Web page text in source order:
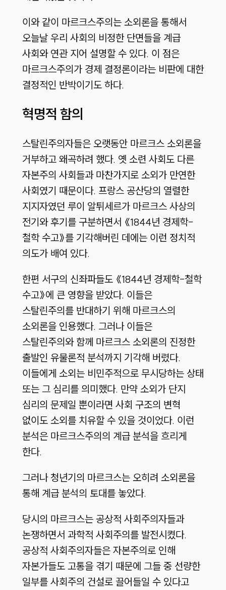
이와 같이 마르크스주의는 소외론을 통해서
오늘날 우리 사회의 비정한 단면들을 계급
사회와 연관 지어 설명할 수 있다. 이 점은
마르크스주의가 경제 결정론이라는 비판에 대한
결정적인 반박이기도 하다.
혁명적 함의
스탈린주의자들은 오랫동안 마르크스 소외론을
거부하고 왜곡하려 했다. 옛 소련 사회도 다른
자본주의 사회들과 마찬가지로 소외가 만연한
사회였기 때문이다. 프랑스 공산당의 열렬한
지지자였던 루이 알튀세르가 마르크스 사상의
전기와 후기를 구분하면서 《1844년 경제학-
철학 수고》를 기각해버린 데에는 이런 정치적
의도가 배여 있다.
한편 서구의 신좌파들도 《1844년 경제학-철학
수고》에 큰 영향을 받았다. 이들은
스탈린주의를 반대하기 위해 마르크스의
소외론을 인용했다. 그러나 이들은
스탈린주의와 함께 마르크스 소외론의 진정한
출발인 유물론적 분석까지 기각해 버렸다.
이들에게 소외는 비민주적으로 무시당하는 상태
또는 그 심리를 의미했다. 만약 소외가 단지
심리의 문제일 뿐이라면 사회 구조의 변혁
없이도 소외를 치유할 수 있을 것이었다. 이런
분석은 마르크스주의의 계급 분석을 흐리게
한다.
그러나 청년기의 마르크스는 오히려 소외론을
통해 계급 분석의 토대를 놓았다.
당시의 마르크스는 공상적 사회주의자들과
논쟁하면서 과학적 사회주의를 발전시켰다.
공상적 사회주의자들은 자본주의로 인해
자본가들도 고통을 겪기 때문에 그들 중 선량한
일부를 사회주의 건설로 끌어들일 수 있다고